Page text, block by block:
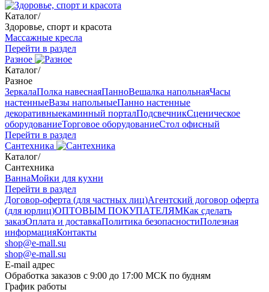
Каталог/
Здоровье, спорт и красота
Массажные кресла
Перейти в раздел
Разное
Каталог/
Разное
ЗеркалаПолка навеснаяПанноВешалка напольнаяЧасы
настенныеВазы напольныеПанно настенные
декоративныекаминный порталПодсвечникСценическое
оборудованиеТорговое оборудованиеСтол офисный
Перейти в раздел
Сантехника
Каталог/
Сантехника
ВаннаМойки для кухни
Перейти в раздел
Договор-оферта (для частных лиц)Агентский договор оферта
(для юрлиц)ОПТОВЫМ ПОКУПАТЕЛЯМКак сделать
заказОплата и доставкаПолитика безопасностиПолезная
информацияКонтакты
shop@e-mall.su
shop@e-mall.su
E-mail адрес
Обработка заказов с 9:00 до 17:00 МСК по будням
График работы